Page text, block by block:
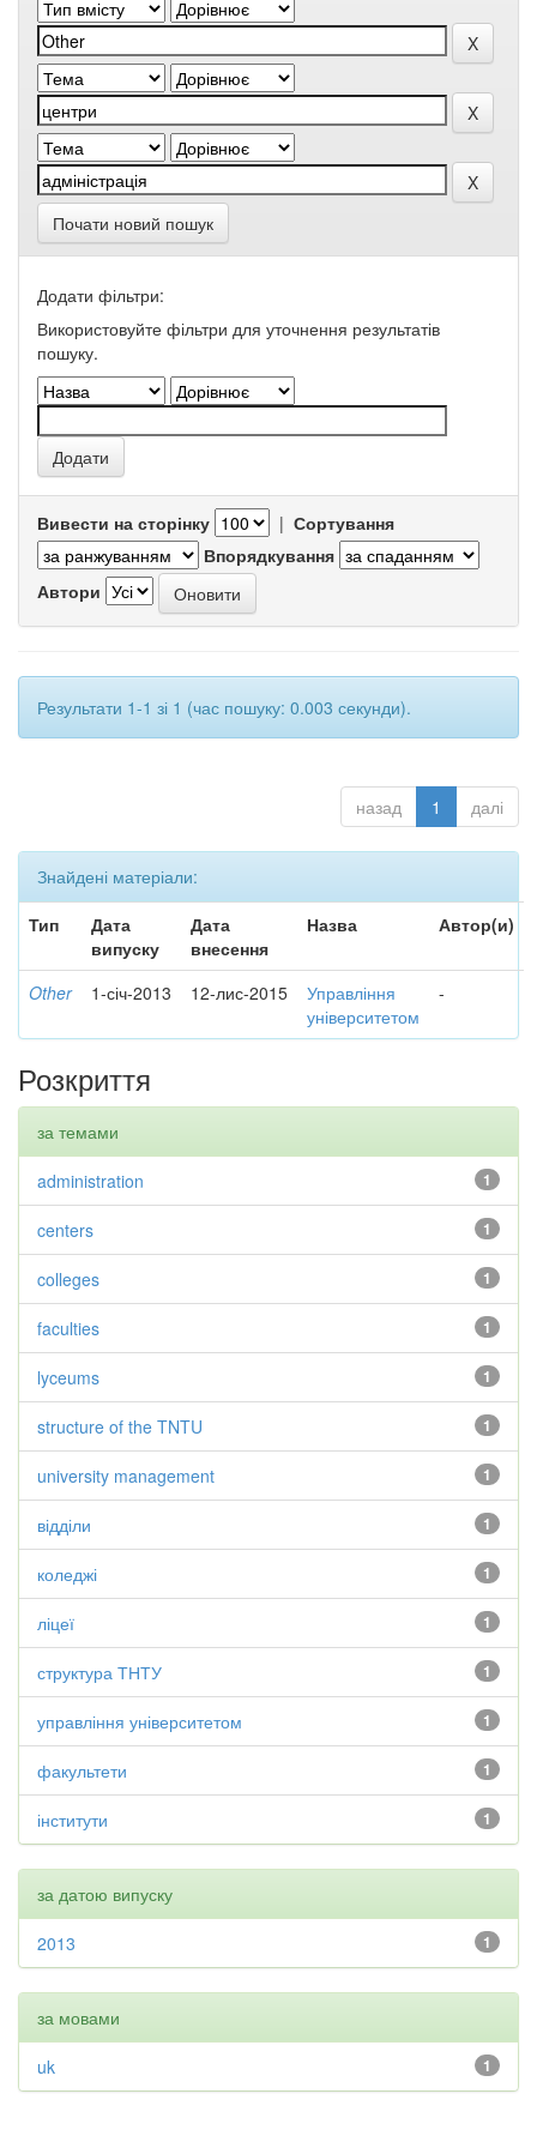
Почати новий пошук
Додати фільтри:
Використовуйте фільтри для уточнення результатів
пошуку.
Вивести на сторінку | Сортування
Впорядкування
Автори
Результати 1-1 зі 1 (час пошуку: 0.003 секунди).
назад 1 далі
Знайдені матеріали:
Тип
Дата
випуску
Дата
внесення
Назва Автор(и)
Other 1-січ-2013 12-лис-2015
Управління
університетом
-
Розкриття
за темами
1
administration
1
centers
1
colleges
1
faculties
1
lyceums
1
structure of the TNTU
1
university management
1
відділи
1
коледжі
1
ліцеї
1
структура ТНТУ
1
управління університетом
1
факультети
1
інститути
за датою випуску
1
2013
за мовами
1
uk